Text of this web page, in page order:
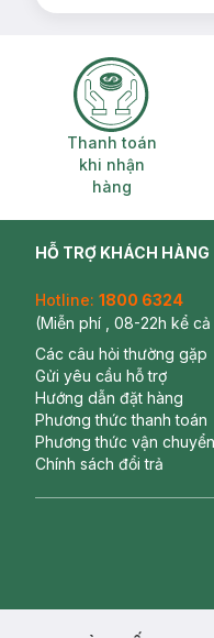
Bảo quản: Nơi khô
Xuất xứ: Việt Nam
Thương hiệu:
Thanh toán
Thanh toán
khi nhận
hàng
HỖ TRỢ KHÁCH HÀNG
Hotline: 1800 6324
(Miễn phí , 08-22h kể cả
Các câu hỏi thường gặp
Gửi yêu cầu hỗ trợ
Hướng dẫn đặt hàng
Phương thức thanh toán
Phương thức vận chuyển
Chính sách đổi trả